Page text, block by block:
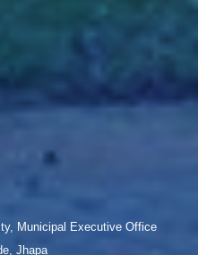
Municipal Executive Office
Jhapa